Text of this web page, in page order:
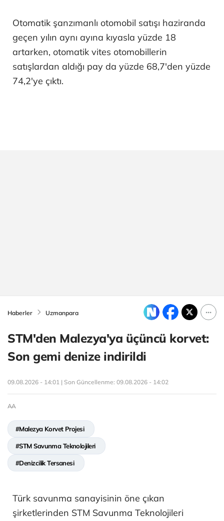
Otomatik şanzımanlı otomobil satışı haziranda
geçen yılın aynı ayına kıyasla yüzde 18
artarken, otomatik vites otomobillerin
satışlardan aldığı pay da yüzde 68,7'den yüzde
74,2'ye çıktı.
Haberler Uzmanpara
STM'den Malezya'ya üçüncü korvet:
Son gemi denize indirildi
09.08.2026 - 14:01 | Son Güncellenme: 09.08.2026 - 14:02
AA
#Malezya Korvet Projesi
#STM Savunma Teknolojileri
#Denizcilik Tersanesi
Türk savunma sanayisinin öne çıkan
şirketlerinden STM Savunma Teknolojileri